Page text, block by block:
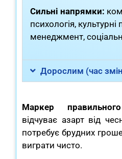
Сильні напрямки:
психологія, культурні
менеджмент,
Дорослим (час
Маркер
відчуває азарт від
потребує брудних
виграти чисто.